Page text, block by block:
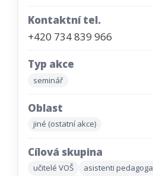
Kontaktní tel.
+420 734 839 966
Typ akce
seminář
Oblast
jiné (ostatní akce)
Cílová skupina
učitelé VOŠ
asistenti pedagoga